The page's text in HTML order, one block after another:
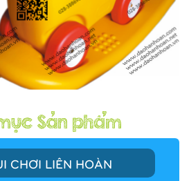
CHƠI LIÊN HOÀN